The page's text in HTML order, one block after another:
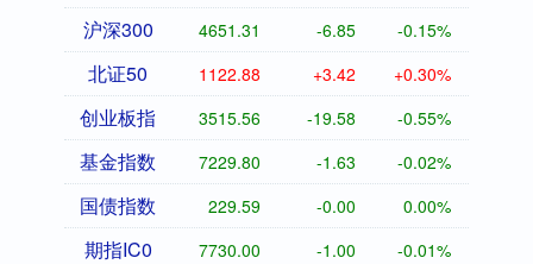
沪深300 4651.31 -6.85 -0.15%
北证50 1122.88 +3.42 +0.30%
创业板指 3515.56 -19.58 -0.55%
基金指数 7229.80 -1.63 -0.02%
国债指数 229.59 -0.00 0.00%
期指IC0 7730.00 -1.00 -0.01%